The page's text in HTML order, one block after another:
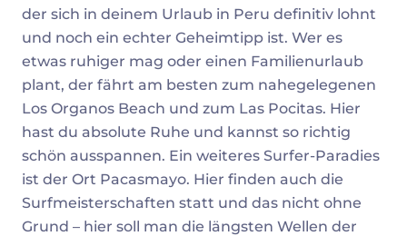
der sich in deinem Urlaub in Peru definitiv lohnt
und noch ein echter Geheimtipp ist. Wer es
etwas ruhiger mag oder einen Familienurlaub
plant, der fährt am besten zum nahegelegenen
Los Organos Beach und zum Las Pocitas. Hier
hast du absolute Ruhe und kannst so richtig
schön ausspannen. Ein weiteres Surfer-Paradies
ist der Ort Pacasmayo. Hier finden auch die
Surfmeisterschaften statt und das nicht ohne
Grund – hier soll man die längsten Wellen der